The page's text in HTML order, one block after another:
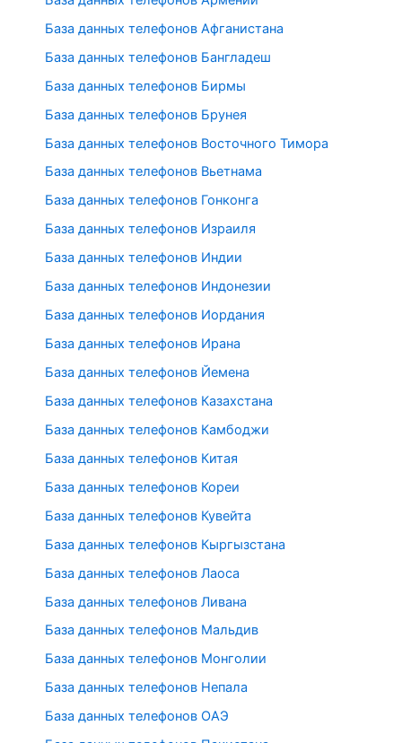
База данных телефонов Афганистана
База данных телефонов Бангладеш
База данных телефонов Бирмы
База данных телефонов Брунея
База данных телефонов Восточного Тимора
База данных телефонов Вьетнама
База данных телефонов Гонконга
База данных телефонов Израиля
База данных телефонов Индии
База данных телефонов Индонезии
База данных телефонов Иордания
База данных телефонов Ирана
База данных телефонов Йемена
База данных телефонов Казахстана
База данных телефонов Камбоджи
База данных телефонов Китая
База данных телефонов Кореи
База данных телефонов Кувейта
База данных телефонов Кыргызстана
База данных телефонов Лаоса
База данных телефонов Ливана
База данных телефонов Мальдив
База данных телефонов Монголии
База данных телефонов Непала
База данных телефонов ОАЭ